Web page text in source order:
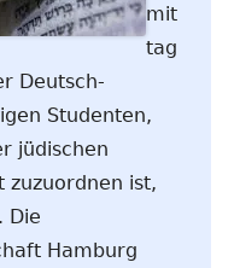
mit
tag
Deutsch-
Studenten,
jüdischen
zuzuordnen ist,
Die
Hamburg